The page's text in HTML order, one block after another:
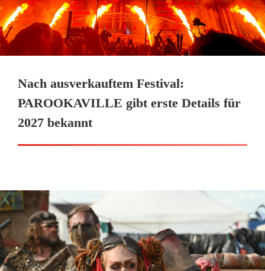
Nach ausverkauftem Festival:
PAROOKAVILLE gibt erste Details für
2027 bekannt